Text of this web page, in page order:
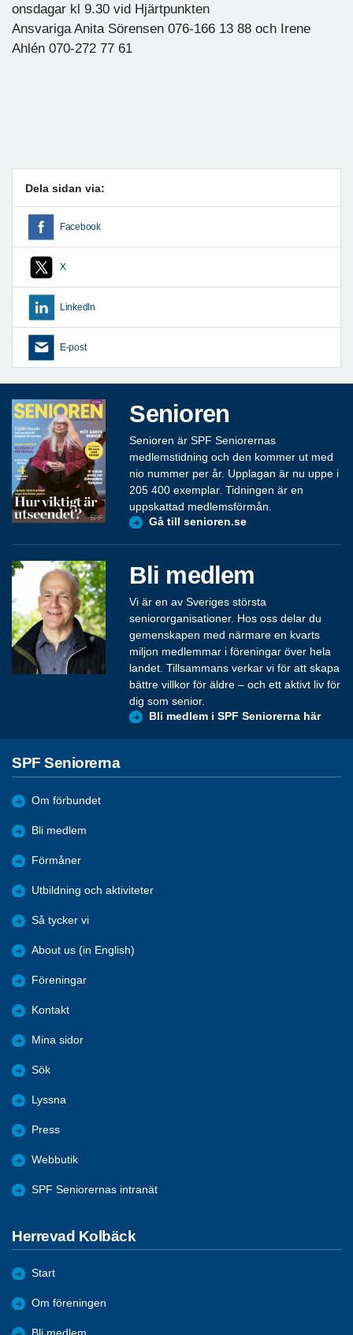
onsdagar kl 9.30 vid Hjärtpunkten
Ansvariga Anita Sörensen 076-166 13 88 och Irene
Ahlén 070-272 77 61
Dela sidan via:
Facebook
X
LinkedIn
E-post
Senioren
Senioren är SPF Seniorernas
medlemstidning och den kommer ut med
nio nummer per år. Upplagan är nu uppe i
205 400 exemplar. Tidningen är en
uppskattad medlemsförmån.
Gå till senioren.se
Bli medlem
Vi är en av Sveriges största
seniororganisationer. Hos oss delar du
gemenskapen med närmare en kvarts
miljon medlemmar i föreningar över hela
landet. Tillsammans verkar vi för att skapa
bättre villkor för äldre – och ett aktivt liv för
dig som senior.
Bli medlem i SPF Seniorerna här
SPF Seniorerna
Om förbundet
Bli medlem
Förmåner
Utbildning och aktiviteter
Så tycker vi
About us (in English)
Föreningar
Kontakt
Mina sidor
Sök
Lyssna
Press
Webbutik
SPF Seniorernas intranät
Herrevad Kolbäck
Start
Om föreningen